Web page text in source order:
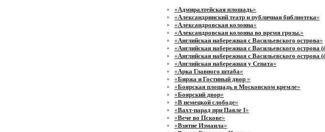
«Адмиралтейская площадь»
«Александринский театр и публичная библиотека»
«Александровская колонна»
«Александровская колонна во время грозы.»
«Английская набережная с Васильевского острова»
«Английская набережная с Васильевского острова
«Английская набережная с Васильевского острова
«Английская набережная у Сената»
«Арка Главного штаба»
«Биржа и Гостиный двор »
«Боярская площадь в Московском кремле»
«Боярский двор»
«В немецкой слободе»
«Вахт-парад при Павле I»
«Вече во Пскове»
«Взятие Измаила»